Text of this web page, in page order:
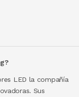
LED la compañía
Sus